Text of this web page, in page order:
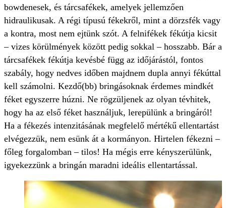
bowdenesek, és tárcsafékek, amelyek jellemzően
hidraulikusak. A régi típusú fékekről, mint a dörzsfék vagy
a kontra, most nem ejtünk szót. A felnifékek fékútja kicsit
– vizes körülmények között pedig sokkal – hosszabb. Bár a
tárcsafékek fékútja kevésbé függ az időjárástól, fontos
szabály, hogy nedves időben majdnem dupla annyi fékúttal
kell számolni. Kezdő(bb) bringásoknak érdemes mindkét
féket egyszerre húzni. Ne rögzüljenek az olyan tévhitek,
hogy ha az első féket használjuk, lerepülünk a bringáról!
Ha a fékezés intenzitásának megfelelő mértékű ellentartást
elvégezzük, nem esünk át a kormányon. Hirtelen fékezni –
főleg forgalomban – tilos! Ha mégis erre kényszerülünk,
igyekezzünk a bringán maradni ideális ellentartással.